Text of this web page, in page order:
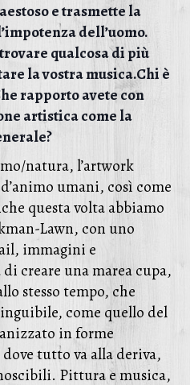
e trasmette la
dell’uomo.
qualcosa di più
la vostra musica.Chi è
rapporto avete con
artistica come la
natura, l’artwork
umani, così come
questa volta abbiamo
Lawn, con uno
immagini e
creare una marea cupa,
stesso tempo, che
come quello del
in forme
tutto va alla deriva,
Pittura e musica,